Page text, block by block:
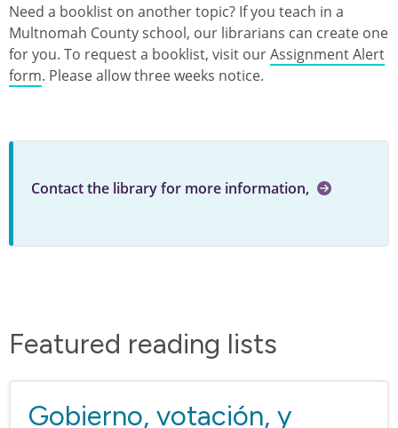
Need a booklist on another topic? If you teach in a
Multnomah County school, our librarians can create one
for you. To request a booklist, visit ourAssignment Alert
form. Please allow three weeks notice.
Contact the library for more information,
Featured reading lists
Gobierno, votación, y